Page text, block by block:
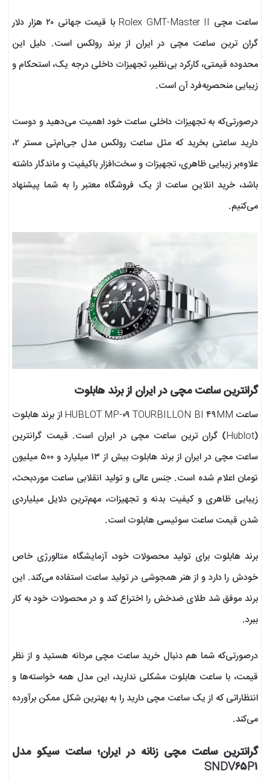
ساعت مچی Rolex GMT-Master II با قیمت جهانی ۲۰ هزار دلار
گران ترین ساعت مچی در ایران از برند رولکس است. دلیل این
محدوده قیمتی، کارکرد بی‌نظیر، تجهیزات داخلی درجه یک، استحکام و
زیبایی منحصر‌به‌فرد آن است.
درصورتی‌که به تجهیزات داخلی ساعت خود اهمیت می‌دهید و دوست
دارید ساعتی بخرید که مثل ساعت رولکس مدل جی‌ام‌تی مستر ۲،
علاوه‌بر زیبایی ظاهری، تجهیزات و سخت‌افزار باکیفیت و ماندگار داشته
باشد، خرید انلاین ساعت از یک فروشگاه معتبر را به شما پیشنهاد
می‌کنیم.
گرانترین ساعت مچی در ایران از برند هابلوت
ساعت HUBLOT MP-۰۹ TOURBILLON BI ۴۹MM از برند هابلوت
(Hublot) گران ترین ساعت مچی در ایران است. قیمت گرانترین
ساعت مچی در ایران از برند هابلوت بیش از ۱۳ میلیارد و ۵۰۰ میلیون
تومان اعلام شده است. جنس عالی و تولید انقلابی ساعت موردبحث،
زیبایی ظاهری و کیفیت بدنه و تجهیزات، مهم‌ترین دلایل میلیاردی
شدن قیمت ساعت سوئیسی هابلوت است.
برند هابلوت برای تولید محصولات خود، آزمایشگاه متالورژی خاص
خودش را دارد و از هنر همجوشی در تولید ساعت استفاده می‌کند. این
برند موفق شد طلای ضدخش را اختراع کند و در محصولات خود به کار
ببرد.
درصورتی‌که شما هم دنبال خرید ساعت مچی مردانه هستید و از نظر
قیمت، با ساعت هابلوت مشکلی ندارید، این مدل همه خواسته‌ها و
انتظاراتی که از یک ساعت مچی دارید را به بهترین شکل ممکن برآورده
می‌کند.
گرانترین ساعت مچی زنانه در ایران؛ ساعت سیکو مدل
SNDV۶۵P۱